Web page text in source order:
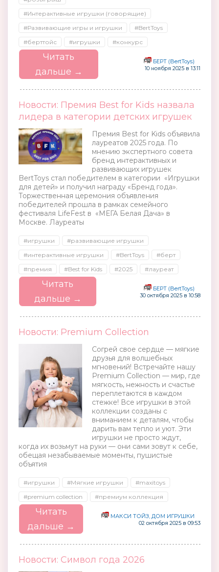
#Интерактивные игрушки (говорящие)
#Развивающие игры и игрушки
#BertToys
#берттойс
#игрушки #конкурс
Читать
дальше →
БЕРТ (BertToys)
10 ноября 2025 в 13:11
Новости: Премия Best for Kids назвала
лидера в категории детских игрушек
Премия Best for Kids объявила
лауреатов 2025 года. По
мнению экспертного совета
бренд интерактивных и
развивающих игрушек
BertToys стал победителем в категории «Игрушки
для детей» и получил награду «Бренд года».
Торжественная церемония объявления
победителей прошла в рамках семейного
фестиваля LifeFest в «МЕГА Белая Дача» в
Москве. Лауреаты
#игрушки
#развивающие игрушки
#интерактивные игрушки
#BertToys
#берт
#премия
#Best for Kids #2025 #лауреат
Читать
дальше →
БЕРТ (BertToys)
30 октября 2025 в 10:58
Новости: Premium Collection
Согрей свое сердце — мягкие
друзья для волшебных
мгновений! Встречайте нашу
Premium Collection — мир, где
мягкость, нежность и счастье
переплетаются в каждом
стежке! Все игрушки в этой
коллекции созданы с
вниманием к деталям, чтобы
дарить вам тепло и уют. Эти
игрушки не просто ждут,
когда их возьмут на руки — они сами зовут к себе,
обещая незабываемые моменты, пушистые
объятия
#игрушки #Мягкие игрушки
#maxitoys
#premium collection
#премиум коллекция
Читать
дальше →
МАКСИ ТОЙЗ, ДОМ ИГРУШКИ
02 октября 2025 в 09:53
Новости: Символ года 2026